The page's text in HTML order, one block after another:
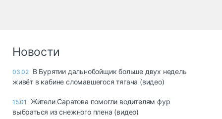
Новости
03.02 В Бурятии дальнобойщик больше двух недель
живёт в кабине сломавшегося тягача (видео)
15.01
Жители Саратова помогли водителям фур
выбраться из снежного плена (видео)